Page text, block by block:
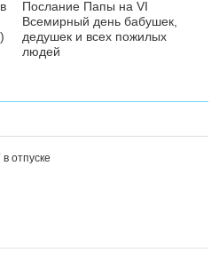
Послание Папы на VI
Всемирный день бабушек,
дедушек и всех пожилых
людей
отпуске